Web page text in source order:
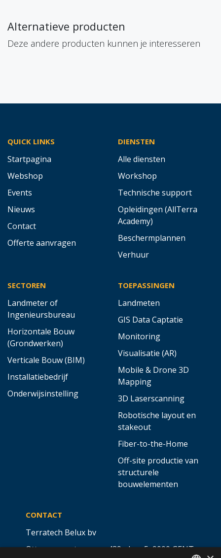
Alternatieve producten
Deze andere producten kunnen je interesseren
QUICK LINKS
Startpagina
Webshop
Events
Nieuws
Contact
Offerte aanvragen
DIENSTEN
Alle diensten
Workshop
Technische support
Opleidingen (AllTerra
Academy)
Beschermplannen
Verhuur
SECTOREN
Landmeter of
Ingenieursbureau
Horizontale Bouw
(Grondwerken)
Verticale Bouw (BIM)
Installatiebedrijf
Onderwijsinstelling
TOEPASSINGEN
Landmeten
GIS Data Captatie
Monitoring
Visualisatie (AR)
Mobile & Drone 3D
Mapping
3D Laserscanning
Robotische layout en
stakeout
Fiber-to-the-Home
Off-site productie van
structurele
bouwelementen
CONTACT
Terratech Belux bv
Ottergemsesteenweg 439 - bus 5,9000 GENT